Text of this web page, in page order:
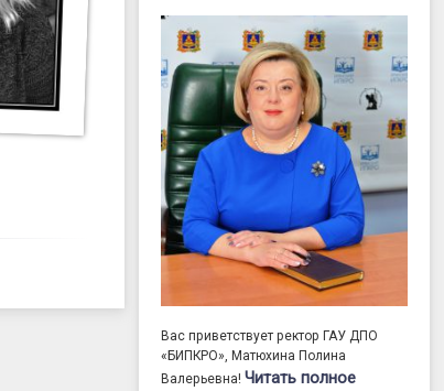
Вас приветствует ректор ГАУ ДПО
«БИПКРО», Матюхина Полина
Валерьевна!Читать полное